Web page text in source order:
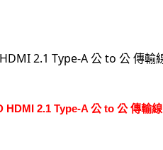
HDMI 2.1 Type-A 公 to 公 傳輸線